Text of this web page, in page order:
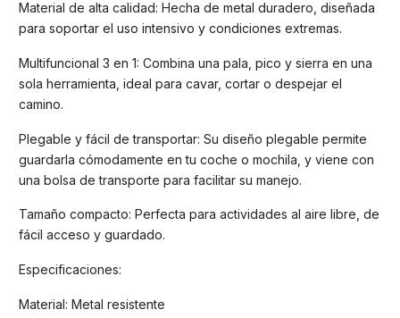
Material de alta calidad: Hecha de metal duradero, diseñada
para soportar el uso intensivo y condiciones extremas.
Multifuncional 3 en 1: Combina una pala, pico y sierra en una
sola herramienta, ideal para cavar, cortar o despejar el
camino.
Plegable y fácil de transportar: Su diseño plegable permite
guardarla cómodamente en tu coche o mochila, y viene con
una bolsa de transporte para facilitar su manejo.
Tamaño compacto: Perfecta para actividades al aire libre, de
fácil acceso y guardado.
Especificaciones:
Material: Metal resistente